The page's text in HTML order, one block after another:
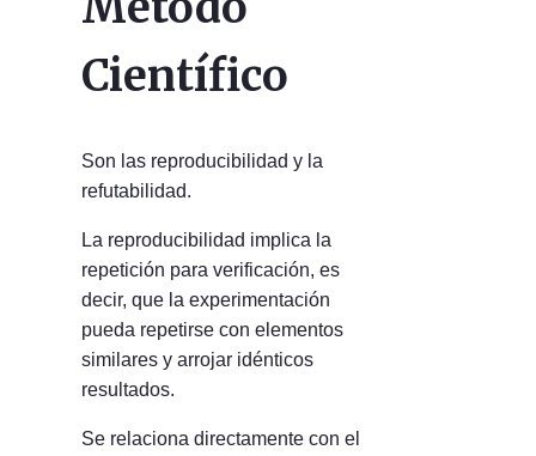
Científico
Son las reproducibilidad y la
refutabilidad.
La reproducibilidad implica la
repetición para verificación, es
decir, que la experimentación
pueda repetirse con elementos
similares y arrojar idénticos
resultados.
Se relaciona directamente con el